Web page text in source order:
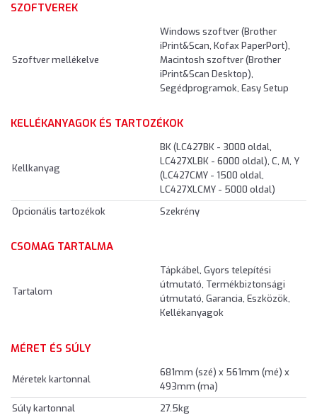
SZOFTVEREK
Szoftver mellékelve
Windows szoftver (Brother
iPrint&Scan, Kofax PaperPort),
Macintosh szoftver (Brother
iPrint&Scan Desktop),
Segédprogramok, Easy Setup
KELLÉKANYAGOK ÉS TARTOZÉKOK
Kellkanyag
BK (LC427BK - 3000 oldal,
LC427XLBK - 6000 oldal), C, M, Y
(LC427CMY - 1500 oldal,
LC427XLCMY - 5000 oldal)
Opcionális tartozékok
Szekrény
CSOMAG TARTALMA
Tartalom
Tápkábel, Gyors telepítési
útmutató, Termékbiztonsági
útmutató, Garancia, Eszközök,
Kellékanyagok
MÉRET ÉS SÚLY
Méretek kartonnal
681mm (szé) x 561mm (mé) x
493mm (ma)
Súly kartonnal
27.5kg